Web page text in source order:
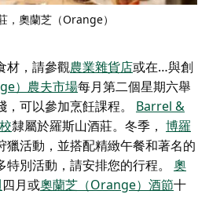
，奧蘭芝（Orange）
材，請參觀農業雜貨店或在…與創
）農夫市場每月第二個星期六舉
可以參加烹飪課程。 Barrel &
隸屬於羅斯山酒莊。冬季， 博羅
獵活動，並搭配精緻午餐和著名的
別活動，請安排您的行程。 奧
四月或奧蘭芝（Orange）酒節十